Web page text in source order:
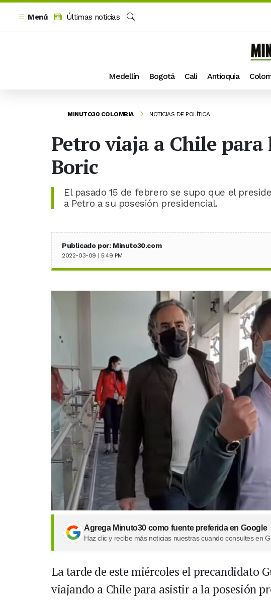
Menú
Últimas noticias
Medellín Bogotá Cali Antioquia
MINUTO30 COLOMBIA NOTICIAS DE POLÍTICA
Petro viaja a Chile
Boric
El pasado 15 de febrero se supo que el
a Petro a su posesión presidencial.
Publicado por: Minuto30.com
2022-03-09 | 5:49 PM
Agrega Minuto30 como fuente preferida en Google
Haz clic y recibe más noticias nuestras cuando consultes en
La tarde de este miércoles el precandidato
viajando a Chile para asistir a la posesión